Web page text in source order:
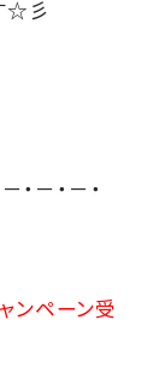
☆彡
・－・－・
ンペーン受